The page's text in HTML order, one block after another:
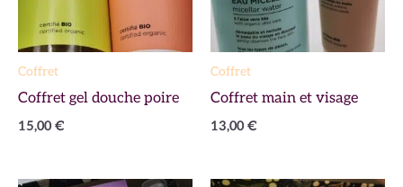
Coffret
Coffret gel douche poire
15,00 €
Coffret
Coffret main et visage
13,00 €